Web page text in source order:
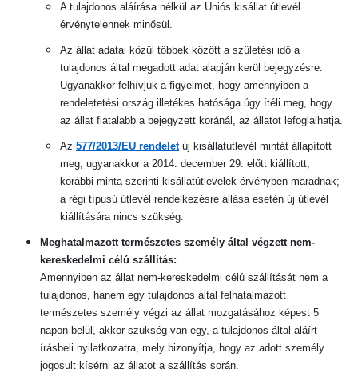
A tulajdonos aláírása nélkül az Uniós kisállat útlevél
érvénytelennek minősül.
Az állat adatai közül többek között a születési idő a
tulajdonos által megadott adat alapján kerül bejegyzésre.
Ugyanakkor felhívjuk a figyelmet, hogy amennyiben a
rendeletetési ország illetékes hatósága úgy ítéli meg, hogy
az állat fiatalabb a bejegyzett koránál, az állatot lefoglalhatja.
Az 577/2013/EU rendelet új kisállatútlevél mintát állapított
meg, ugyanakkor a 2014. december 29. előtt kiállított,
korábbi minta szerinti kisállatútlevelek érvényben maradnak;
a régi típusú útlevél rendelkezésre állása esetén új útlevél
kiállítására nincs szükség.
Meghatalmazott természetes személy által végzett nem-
kereskedelmi célú szállítás:
Amennyiben az állat nem-kereskedelmi célú szállítását nem a
tulajdonos, hanem egy tulajdonos által felhatalmazott
természetes személy végzi az állat mozgatásához képest 5
napon belül, akkor szükség van egy, a tulajdonos által aláírt
írásbeli nyilatkozatra, mely bizonyítja, hogy az adott személy
jogosult kísérni az állatot a szállítás során.